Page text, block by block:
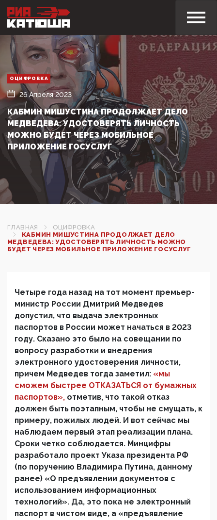
ОЦИФРОВКА
26 Апреля 2023
КАБМИН МИШУСТИНА ПРОДОЛЖАЕТ ДЕЛО
МЕДВЕДЕВА: УДОСТОВЕРЯТЬ ЛИЧНОСТЬ
МОЖНО БУДЕТ ЧЕРЕЗ МОБИЛЬНОЕ
ПРИЛОЖЕНИЕ ГОСУСЛУГ
ГЛАВНАЯ
ОЦИФРОВКА
КАБМИН МИШУСТИНА ПРОДОЛЖАЕТ ДЕЛО
МЕДВЕДЕВА: УДОСТОВЕРЯТЬ ЛИЧНОСТЬ МОЖНО
БУДЕТ ЧЕРЕЗ МОБИЛЬНОЕ ПРИЛОЖЕНИЕ ГОСУСЛУГ
Четыре года назад на тот момент премьер-
министр России Дмитрий Медведев
допустил, что выдача электронных
паспортов в России может начаться в 2023
году. Сказано это было на совещании по
вопросу разработки и внедрения
электронного удостоверения личности,
причем Медведев тогда заметил: «мы
сможем быстрее ОТКАЗАТЬСЯ от бумажных
паспортов», отметив, что такой отказ
должен быть поэтапным, чтобы не смущать, к
примеру, пожилых людей. И вот сейчас мы
наблюдаем первый этап реализации плана.
Сроки четко соблюдается. Минцифры
разработало проект Указа президента РФ
(по поручению Владимира Путина, данному
ранее) «О предъявлении документов с
использованием информационных
технологий». Да, это пока не электронный
паспорт в чистом виде, а «предъявление